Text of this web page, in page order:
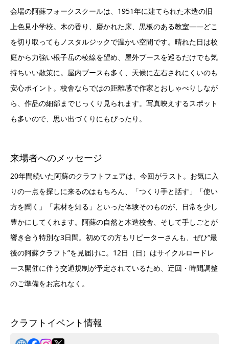
会場の阿蘇フォークスクールは、1951年に建てられた木造の旧
上色見小学校。木の香り、磨かれた床、黒板のある教室——どこ
を切り取ってもノスタルジックで温かい空間です。晴れた日は校
庭から力強い根子岳の稜線を望め、屋外ブースを巡るだけでも気
持ちいい散策に。屋内ブースも多く、天候に左右されにくいのも
安心ポイント。校舎ならではの距離感で作家とおしゃべりしなが
ら、作品の細部までじっくり見られます。写真映えするスポット
も多いので、思い出づくりにもぴったり。
来場者へのメッセージ
20年間続いた阿蘇のクラフトフェアは、今回がラスト。お気に入
りの一点を探しに来るのはもちろん、「つくり手と話す」「使い
方を聞く」「素材を知る」といった体験そのものが、日常を少し
豊かにしてくれます。阿蘇の自然と木造校舎、そして手しごとが
響き合う特別な3日間。初めての方もリピーターさんも、ぜひ“最
後の阿蘇クラフト”を見届けに。12日（日）はサイクルロードレ
ース開催に伴う交通規制が予定されているため、迂回・時間調整
のご準備をお忘れなく。
クラフトイベント情報